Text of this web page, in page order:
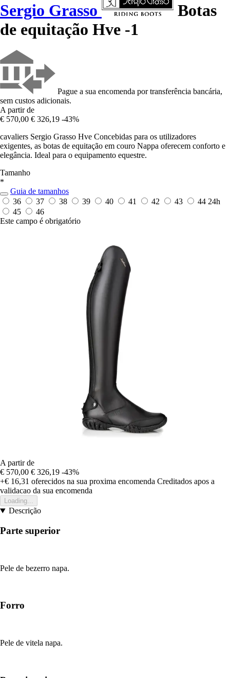
Sergio Grasso
Botas
de equitação Hve -1
Pague a sua encomenda por transferência bancária,
sem custos adicionais.
A partir de
€ 570,00 € 326,19 -43%
cavaliers Sergio Grasso Hve Concebidas para os utilizadores
exigentes, as botas de equitação em couro Nappa oferecem conforto e
elegância. Ideal para o equipamento equestre.
Tamanho
*
Guia de tamanhos
36
37 38 39 40 41 42 43 44 24h
45
46
Este campo é obrigatório
A partir de
€ 570,00 € 326,19 -43%
+€ 16,31 oferecidos na sua proxima encomenda Creditados apos a
validacao da sua encomenda
Loading...
Descrição
Parte superior
Pele de bezerro napa.
Forro
Pele de vitela napa.